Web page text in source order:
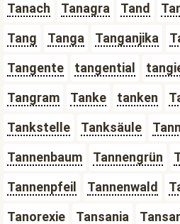
Tanach Tanagra Tand
Tang
Tanga Tanganjika
Tangente
tangential
Tangram
Tanke tanken
Tankstelle
Tanksäule Tann
Tannenbaum
Tannengrün
Tannenpfeil
Tannenwald
Tanorexie
Tansania